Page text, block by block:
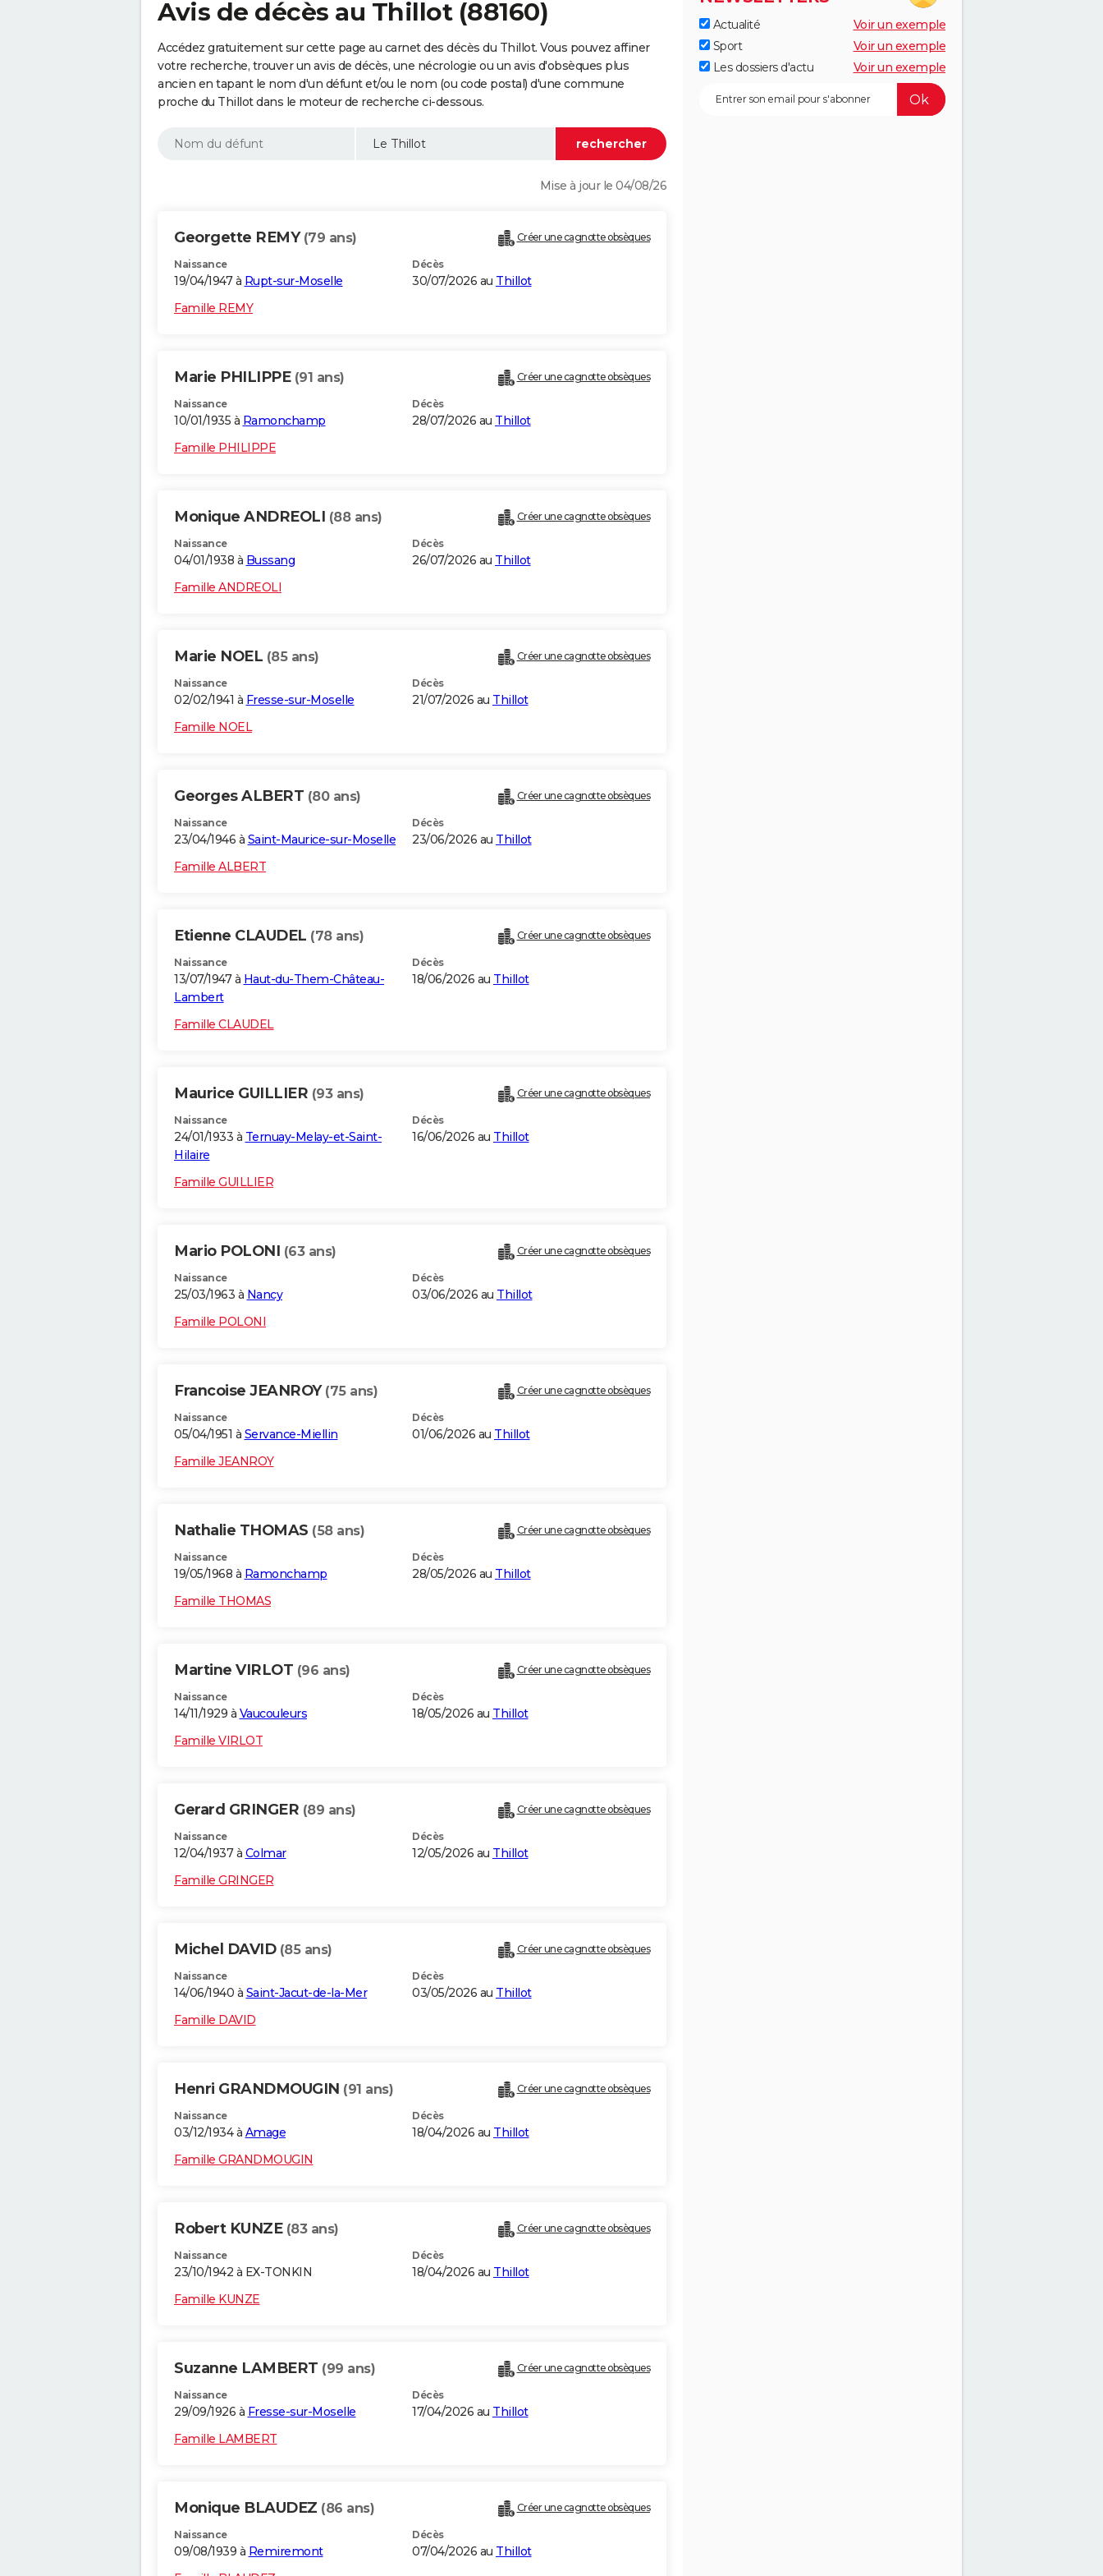
Avis de décès au Thillot (88160)
Accédez gratuitement sur cette page au carnet des décès du Thillot. Vous pouvez affiner
votre recherche, trouver un avis de décès, une nécrologie ou un avis d'obsèques plus
ancien en tapant le nom d'un défunt et/ou le nom (ou code postal) d'une commune
proche du Thillot dans le moteur de recherche ci-dessous.
Mise à jour le 04/08/26
Georgette REMY (79 ans) Créer une cagnotte obsèques
Naissance
19/04/1947 à Rupt-sur-Moselle
Décès
30/07/2026 au Thillot
Famille REMY
Marie PHILIPPE (91 ans) Créer une cagnotte obsèques
Naissance
10/01/1935 à Ramonchamp
Décès
28/07/2026 au Thillot
Famille PHILIPPE
Monique ANDREOLI (88 ans) Créer une cagnotte obsèques
Naissance
04/01/1938 à Bussang
Décès
26/07/2026 au Thillot
Famille ANDREOLI
Marie NOEL (85 ans) Créer une cagnotte obsèques
Naissance
02/02/1941 à Fresse-sur-Moselle
Décès
21/07/2026 au Thillot
Famille NOEL
Georges ALBERT (80 ans) Créer une cagnotte obsèques
Naissance
23/04/1946 à Saint-Maurice-sur-Moselle
Décès
23/06/2026 au Thillot
Famille ALBERT
Etienne CLAUDEL (78 ans) Créer une cagnotte obsèques
Naissance
13/07/1947 à Haut-du-Them-Château-
Lambert
Décès
18/06/2026 au Thillot
Famille CLAUDEL
Maurice GUILLIER (93 ans) Créer une cagnotte obsèques
Naissance
24/01/1933 à Ternuay-Melay-et-Saint-
Hilaire
Décès
16/06/2026 au Thillot
Famille GUILLIER
Mario POLONI (63 ans) Créer une cagnotte obsèques
Naissance
25/03/1963 à Nancy
Décès
03/06/2026 au Thillot
Famille POLONI
Francoise JEANROY (75 ans) Créer une cagnotte obsèques
Naissance
05/04/1951 à Servance-Miellin
Décès
01/06/2026 au Thillot
Famille JEANROY
Nathalie THOMAS (58 ans) Créer une cagnotte obsèques
Naissance
19/05/1968 à Ramonchamp
Décès
28/05/2026 au Thillot
Famille THOMAS
Martine VIRLOT (96 ans) Créer une cagnotte obsèques
Naissance
14/11/1929 à Vaucouleurs
Décès
18/05/2026 au Thillot
Famille VIRLOT
Gerard GRINGER (89 ans) Créer une cagnotte obsèques
Naissance
12/04/1937 à Colmar
Décès
12/05/2026 au Thillot
Famille GRINGER
Michel DAVID (85 ans) Créer une cagnotte obsèques
Naissance
14/06/1940 à Saint-Jacut-de-la-Mer
Décès
03/05/2026 au Thillot
Famille DAVID
Henri GRANDMOUGIN (91 ans) Créer une cagnotte obsèques
Naissance
03/12/1934 à Amage
Décès
18/04/2026 au Thillot
Famille GRANDMOUGIN
Robert KUNZE (83 ans) Créer une cagnotte obsèques
Naissance
23/10/1942 à EX-TONKIN
Décès
18/04/2026 au Thillot
Famille KUNZE
Suzanne LAMBERT (99 ans) Créer une cagnotte obsèques
Naissance
29/09/1926 à Fresse-sur-Moselle
Décès
17/04/2026 au Thillot
Famille LAMBERT
Monique BLAUDEZ (86 ans) Créer une cagnotte obsèques
Naissance
09/08/1939 à Remiremont
Décès
07/04/2026 au Thillot
Actualité
Voir un exemple
Sport
Voir un exemple
Les dossiers d'actu
Voir un exemple